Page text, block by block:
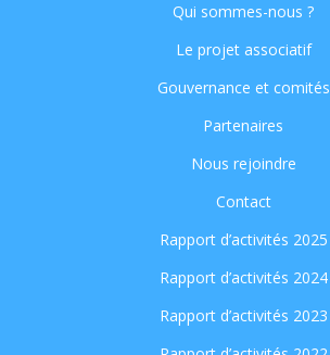
Qui sommes-nous ?
Le projet associatif
Gouvernance et comités
Partenaires
Nous rejoindre
Contact
Rapport d’activités 2025
Rapport d’activités 2024
Rapport d’activités 2023